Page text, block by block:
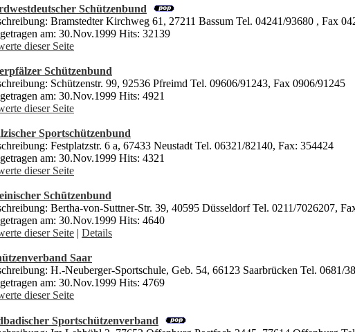
Schützenbund
Bramstedter Kirchweg 61, 27211 Bassum Tel. 04241/93680 , Fax
am: 30.Nov.1999 Hits: 32139
dieser Seite
Schützenbund
Schützenstr. 99, 92536 Pfreimd Tel. 09606/91243, Fax 0906/91245
am: 30.Nov.1999 Hits: 4921
dieser Seite
Sportschützenbund
Festplatzstr. 6 a, 67433 Neustadt Tel. 06321/82140, Fax: 354424
am: 30.Nov.1999 Hits: 4321
dieser Seite
Schützenbund
Bertha-von-Suttner-Str. 39, 40595 Düsseldorf Tel. 0211/7026207,
am: 30.Nov.1999 Hits: 4640
dieser Seite | Details
Saar
H.-Neuberger-Sportschule, Geb. 54, 66123 Saarbrücken Tel. 0681/
am: 30.Nov.1999 Hits: 4769
dieser Seite
Sportschützenverband